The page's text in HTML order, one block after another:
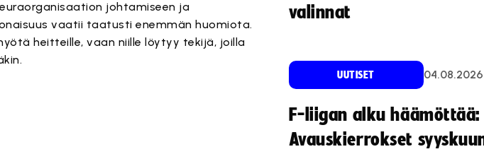
johtamiseen ja
vaatii taatusti enemmän huomiota.
heitteille, vaan niille löytyy tekijä, joilla
valinnat
UUTISET 04.08.2026
F-liigan alku häämöttää:
Avauskierrokset